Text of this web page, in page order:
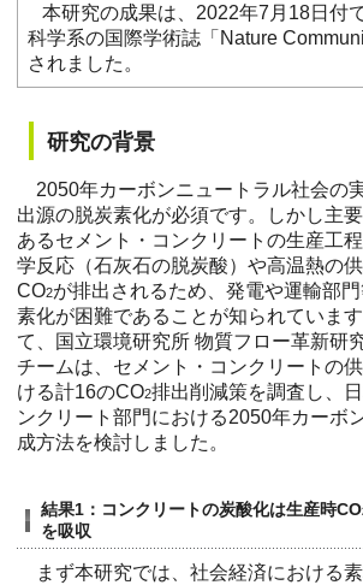
本研究の成果は、2022年7月18日付
科学系の国際学術誌「Nature
されました。
研究の背景
2050年カーボンニュートラル社会の
出源の脱炭素化が必須です。しかし主
あるセメント・コンクリートの生産工
学反応（石灰石の脱炭酸）や高温熱の
CO2が排出されるため、発電や運輸部
素化が困難であることが知られていま
て、国立環境研究所 物質フロー革新研
チームは、セメント・コンクリートの
ける計16のCO2排出削減策を調査し、
ンクリート部門における2050年カーボ
成方法を検討しました。
結果1：コンクリートの炭酸化は生産時CO
を吸収
まず本研究では、社会経済における